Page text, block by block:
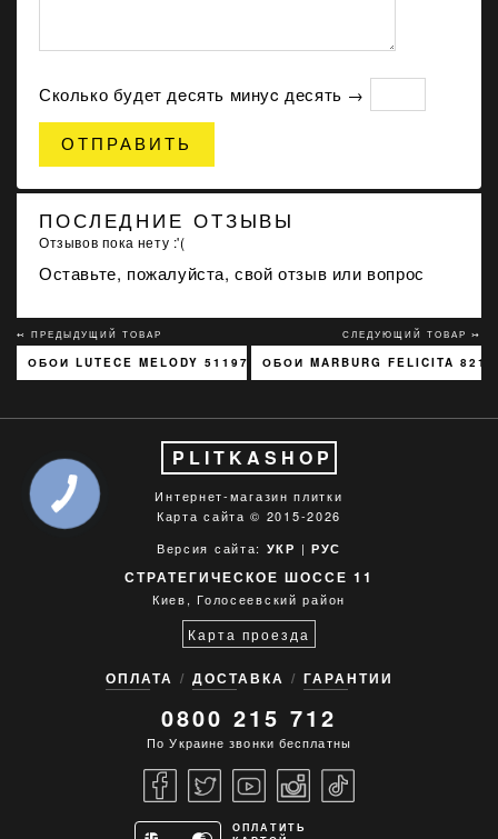
Сколько будет дeсять минуc десять →
ОТПРАВИТЬ
ПОСЛЕДНИЕ ОТЗЫВЫ
Отзывов пока нету :'(
Оставьте, пожалуйста, свой отзыв или вопрос
↢ ПРЕДЫДУЩИЙ ТОВАР
ОБОИ LUTECE MELODY 51197301
СЛЕДУЮЩИЙ ТОВАР ↣
ОБОИ MARBURG FELICITA
PLITKASHOP
Интернет-магазин плитки
Карта сайта © 2015-2026
Версия сайта: УКР | РУС
СТРАТЕГИЧЕСКОЕ ШОССЕ 11
Киев, Голосеевский район
Карта проезда
ОПЛАТА ДОСТАВКА ГАРАНТИИ
0800 215 712
По Украине звонки бесплатны
ОПЛАТИТЬ